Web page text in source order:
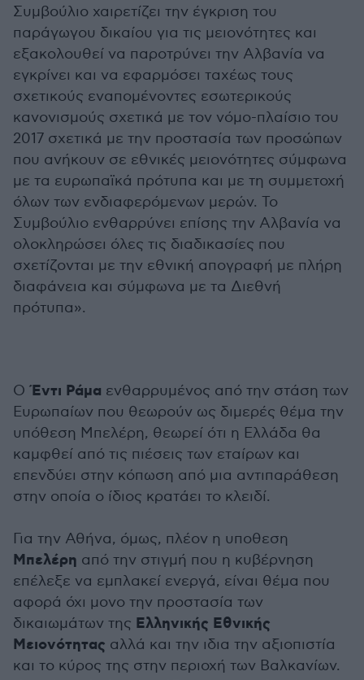
Συμβούλιο χαιρετίζει την έγκριση του
παράγωγου δικαίου για τις μειονότητες και
εξακολουθεί να παροτρύνει την Αλβανία να
εγκρίνει και να εφαρμόσει ταχέως τους
σχετικούς εναπομένοντες εσωτερικούς
κανονισμούς σχετικά με τον νόμο-πλαίσιο του
2017 σχετικά με την προστασία των προσώπων
που ανήκουν σε εθνικές μειονότητες σύμφωνα
με τα ευρωπαϊκά πρότυπα και με τη συμμετοχή
όλων των ενδιαφερόμενων μερών. Το
Συμβούλιο ενθαρρύνει επίσης την Αλβανία να
ολοκληρώσει όλες τις διαδικασίες που
σχετίζονται με την εθνική απογραφή με πλήρη
διαφάνεια και σύμφωνα με τα Διεθνή
πρότυπα».
Ο Έντι Ράμα ενθαρρυμένος από την στάση των
Ευρωπαίων που θεωρούν ως διμερές θέμα την
υπόθεση Μπελέρη, θεωρεί ότι η Ελλάδα θα
καμφθεί από τις πιέσεις των εταίρων και
επενδύει στην κόπωση από μια αντιπαράθεση
στην οποία ο ίδιος κρατάει το κλειδί.
Για την Αθήνα, όμως, πλέον η υποθεση
Μπελέρη από την στιγμή που η κυβέρνηση
επέλεξε να εμπλακεί ενεργά, είναι θέμα που
αφορά όχι μονο την προστασία των
δικαιωμάτων της Ελληνικής Εθνικής
Μειονότητας αλλά και την ιδια την αξιοπιστία
και το κύρος της στην περιοχή των Βαλκανίων.